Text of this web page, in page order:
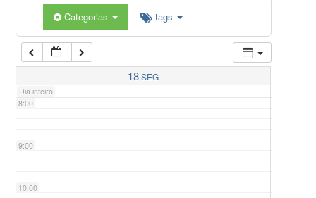
Categorias tags
18SEG
Dia inteiro
7:00
8:00
9:00
10:00